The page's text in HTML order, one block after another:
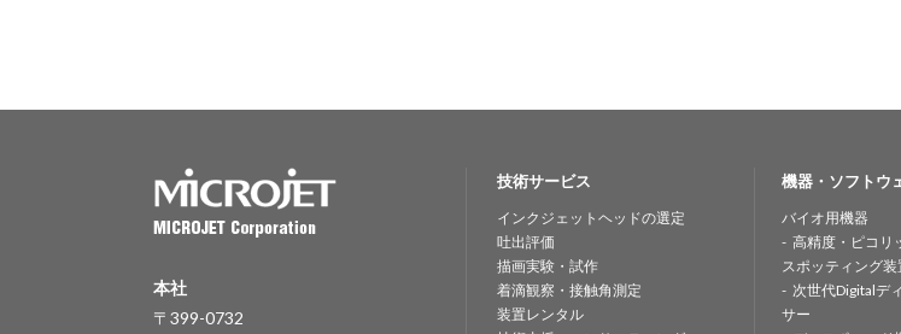
本社
〒399-0732
技術サービス
インクジェットヘッドの選定
吐出評価
描画実験・試作
着滴観察・接触角測定
装置レンタル
機器・ソフトウ
バイオ用機器
高精度・ピコリ
スポッティング装
次世代Digitalデ
サー